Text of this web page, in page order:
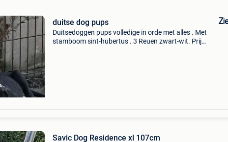
duitse dog pups
Duitsedoggen pups volledige in orde met alles . Met
stamboom sint-hubertus . 3 Reuen zwart-wit. Prijs
Savic Dog Residence xl 107cm